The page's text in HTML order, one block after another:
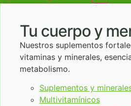
Tu cuerpo y
Nuestros suplementos
vitaminas y minerales,
metabolismo.
Suplementos y
Multivitamínicos